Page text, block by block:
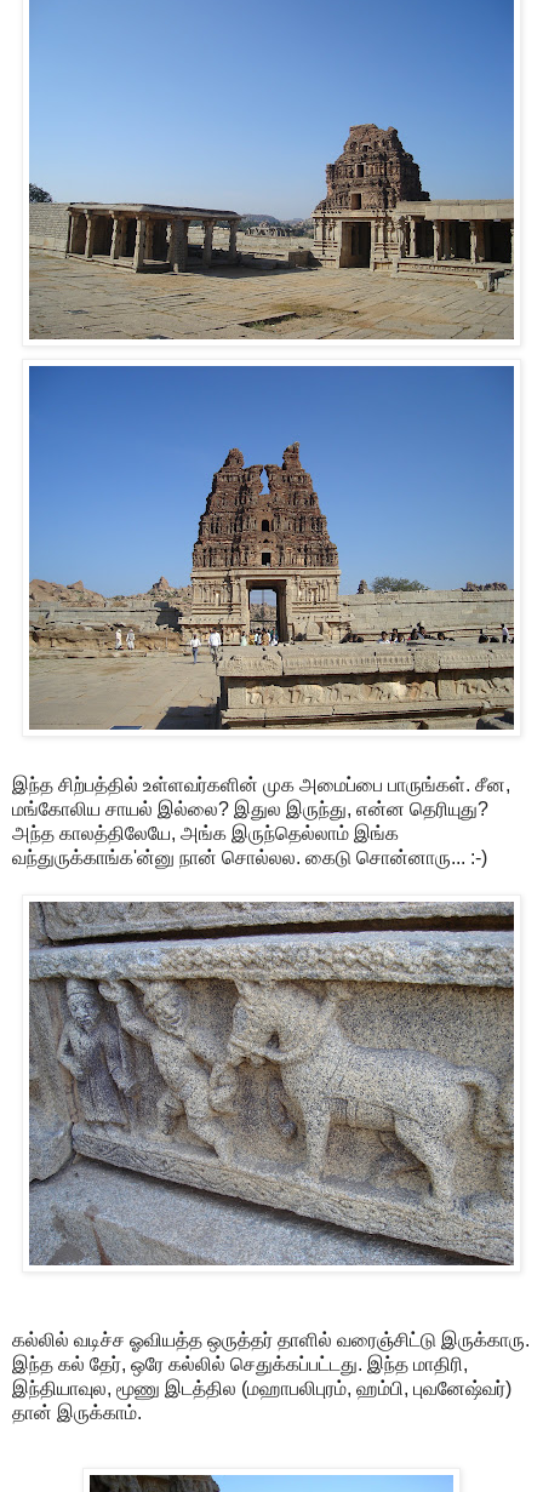
இந்த சிற்பத்தில் உள்ளவர்களின் முக அமைப்பை பாருங்கள். சீன,
மங்கோலிய சாயல் இல்லை? இதுல இருந்து, என்ன தெரியுது?
அந்த காலத்திலேயே, அங்க இருந்தெல்லாம் இங்க
வந்துருக்காங்க'ன்னு நான் சொல்லல. கைடு சொன்னாரு... :-)
கல்லில் வடிச்ச ஓவியத்த ஒருத்தர் தாளில் வரைஞ்சிட்டு இருக்காரு.
இந்த கல் தேர், ஒரே கல்லில் செதுக்கப்பட்டது. இந்த மாதிரி,
இந்தியாவுல, மூணு இடத்தில (மஹாபலிபுரம், ஹம்பி, புவனேஷ்வர்)
தான் இருக்காம்.